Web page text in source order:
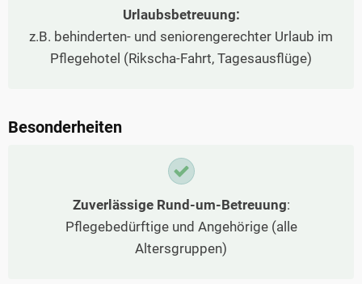
Urlaubsbetreuung:
z.B. behinderten- und seniorengerechter Urlaub im
Pflegehotel (Rikscha-Fahrt, Tagesausflüge)
Besonderheiten
Zuverlässige Rund-um-Betreuung:
Pflegebedürftige und Angehörige (alle
Altersgruppen)